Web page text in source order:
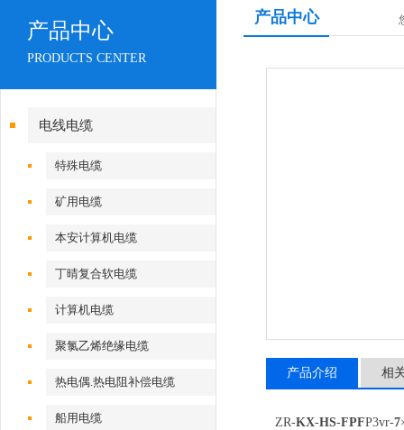
产品中心
PRODUCTS CENTER
电线电缆
特殊电缆
矿用电缆
本安计算机电缆
丁晴复合软电缆
计算机电缆
聚氯乙烯绝缘电缆
热电偶.热电阻补偿电缆
船用电缆
产品中心
产品介绍 相
ZR-KX-HS-FPFP3vr-7